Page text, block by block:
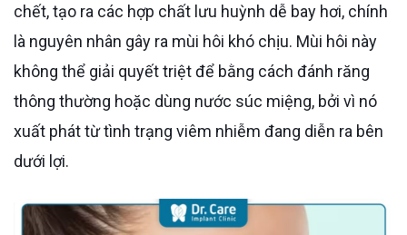
chết, tạo ra các hợp chất lưu huỳnh dễ bay hơi, chính
là nguyên nhân gây ra mùi hôi khó chịu. Mùi hôi này
không thể giải quyết triệt để bằng cách đánh răng
thông thường hoặc dùng nước súc miệng, bởi vì nó
xuất phát từ tình trạng viêm nhiễm đang diễn ra bên
dưới lợi.